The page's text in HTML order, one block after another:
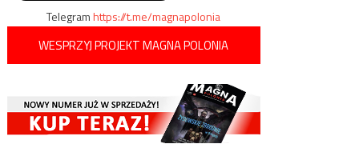
Telegramhttps://t.me/magnapolonia
WESPRZYJ PROJEKT MAGNA POLONIA